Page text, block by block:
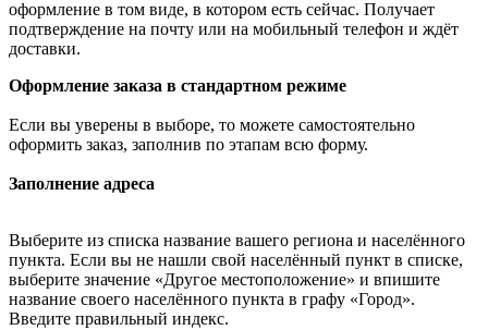
оформление в том виде, в котором есть сейчас. Получает
подтверждение на почту или на мобильный телефон и ждёт
доставки.
Оформление заказа в стандартном режиме
Если вы уверены в выборе, то можете самостоятельно
оформить заказ, заполнив по этапам всю форму.
Заполнение адреса
Выберите из списка название вашего региона и населённого
пункта. Если вы не нашли свой населённый пункт в списке,
выберите значение «Другое местоположение» и впишите
название своего населённого пункта в графу «Город».
Введите правильный индекс.